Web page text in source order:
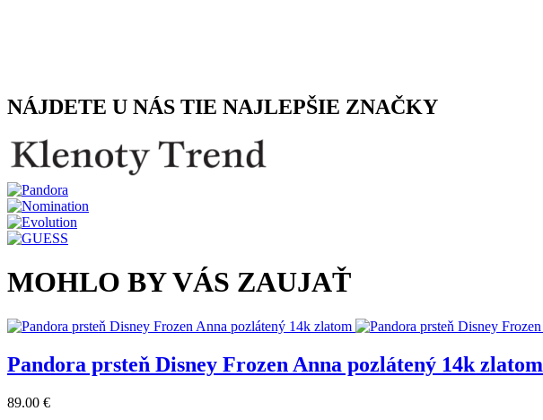
NÁJDETE U NÁS TIE NAJLEPŠIE ZNAČKY
MOHLO BY VÁS ZAUJAŤ
Pandora prsteň Disney Frozen Anna pozlátený 14k zlatom
89.00 €